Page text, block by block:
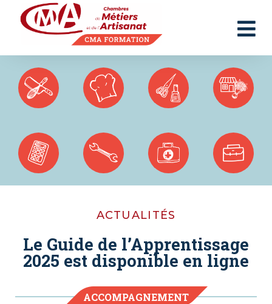
ACTUALITÉS
Le Guide de l’Apprentissage
2025 est disponible en ligne
ACCOMPAGNEMENT
Panneau de gestion des cookies